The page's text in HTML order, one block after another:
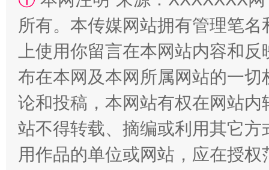
“蜀中异人”王建安的艺术幻境
所有。本传媒网站拥有管理笔
上使用你留言在本网站内容和
布在本网及本网所属网站的一
论和投稿，本网站有权在网站
站不得转载、摘编或利用其它
用作品的单位或网站，应在授